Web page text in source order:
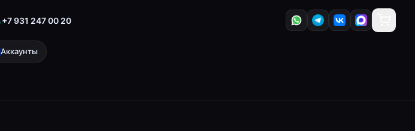
+7 931 247 00 20
Аккаунты